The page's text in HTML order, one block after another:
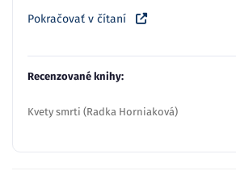
Pokračovať v čítaní
Recenzované knihy:
Kvety smrti (Radka Horniaková)